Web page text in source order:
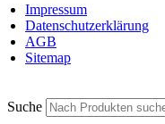
Impressum
Datenschutzerklärung
AGB
Sitemap
Suche